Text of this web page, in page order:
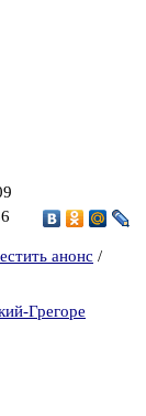
анонс /
Грегоре